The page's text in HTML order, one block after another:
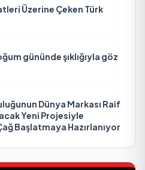
Üzerine Çeken Türk
gününde şıklığıyla göz
Dünya Markası Raif
Yeni Projesiyle
Başlatmaya Hazırlanıyor